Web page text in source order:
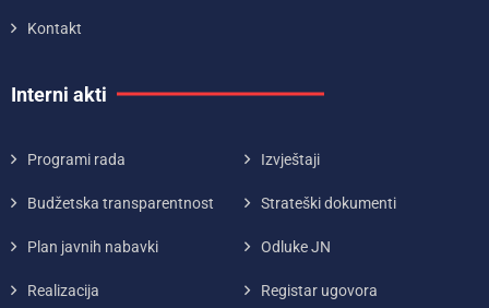
Kontakt
Interni akti
Programi rada Izvještaji
Budžetska transparentnost Strateški dokumenti
Plan javnih nabavki Odluke JN
Realizacija Registar ugovora